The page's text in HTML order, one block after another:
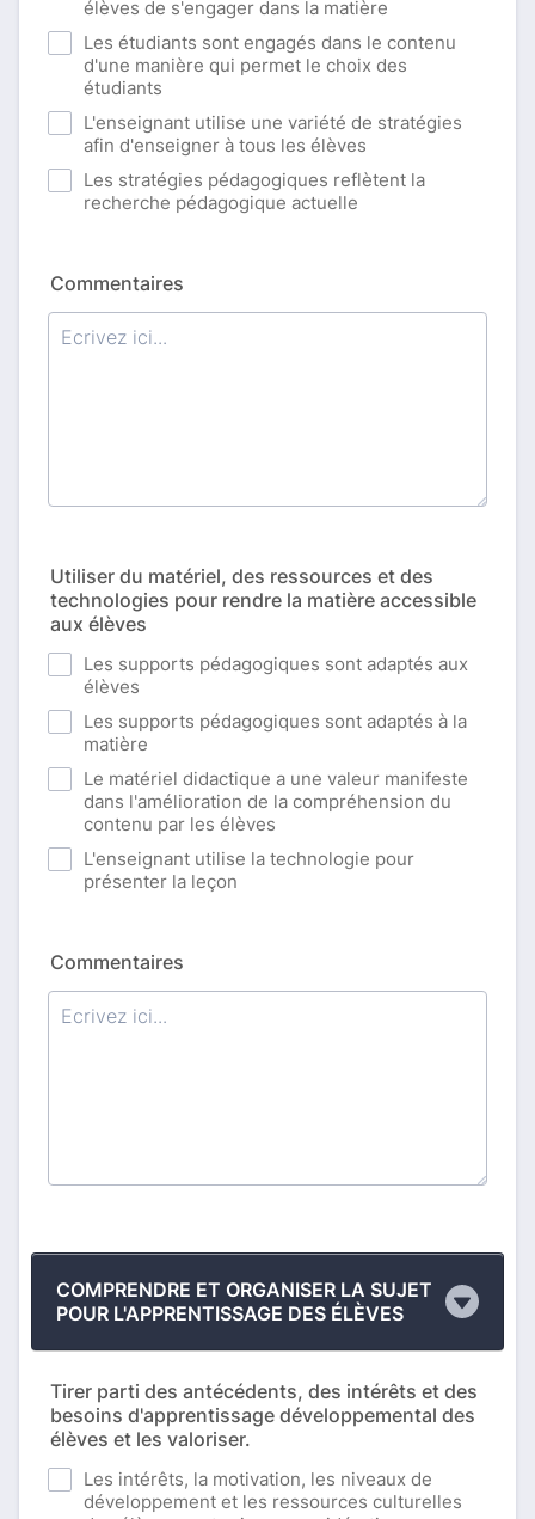
élèves de s'engager dans la matière
Les étudiants sont engagés dans le contenu
d'une manière qui permet le choix des
étudiants
L'enseignant utilise une variété de stratégies
afin d'enseigner à tous les élèves
Les stratégies pédagogiques reflètent la
recherche pédagogique actuelle
Commentaires
Utiliser du matériel, des ressources et des
technologies pour rendre la matière accessible
aux élèves
Les supports pédagogiques sont adaptés aux
élèves
Les supports pédagogiques sont adaptés à la
matière
Le matériel didactique a une valeur manifeste
dans l'amélioration de la compréhension du
contenu par les élèves
L'enseignant utilise la technologie pour
présenter la leçon
Commentaires
COMPRENDRE ET ORGANISER LA SUJET
POUR L'APPRENTISSAGE DES ÉLÈVES
Tirer parti des antécédents, des intérêts et des
besoins d'apprentissage développemental des
élèves et les valoriser.
Les intérêts, la motivation, les niveaux de
développement et les ressources culturelles